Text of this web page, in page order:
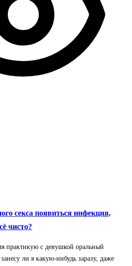
секса появиться инфекция,
чисто?
практикую с девушкой оральный
ли я какую-нибудь заразу, даже